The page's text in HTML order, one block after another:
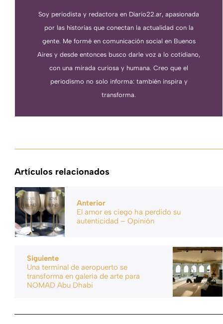
Soy periodista y redactora en Diario22.ar, apasionada
por las historias que conectan la actualidad con la
gente. Me formé en comunicación social en Buenos
Aires y desde entonces busco darle voz a lo cotidiano,
con una mirada curiosa y humana. Creo que el
periodismo no solo informa: también inspira y
transforma.
Artículos relacionados
Anterior
El amor es ciego ha perdido su
autenticidad – Opinión
Siguiente
Una terminal de aeropuerto se
transforma en galería de arte para
NOMAD Abu Dhabi